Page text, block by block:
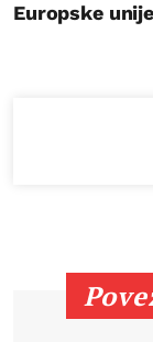
Europske unije